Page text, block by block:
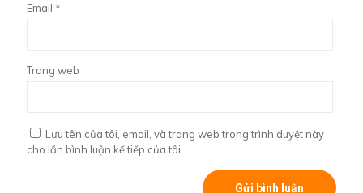
Email *
Trang web
Lưu tên của tôi, email, và trang web trong trình duyệt này
cho lần bình luận kế tiếp của tôi.